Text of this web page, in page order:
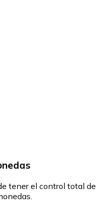
tener el control total de